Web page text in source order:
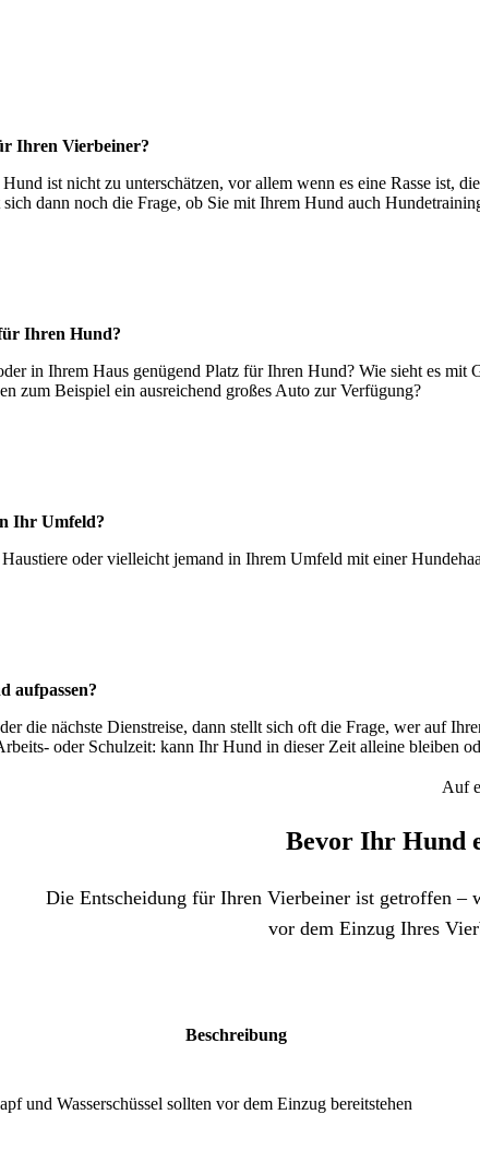
Ihren Vierbeiner?
ist nicht zu unterschätzen, vor allem wenn es eine Rasse ist,
dann noch die Frage, ob Sie mit Ihrem Hund auch
Ihren Hund?
in Ihrem Haus genügend Platz für Ihren Hund? Wie sieht es
zum Beispiel ein ausreichend großes Auto zur Verfügung?
Ihr Umfeld?
oder vielleicht jemand in Ihrem Umfeld mit einer
aufpassen?
die nächste Dienstreise, dann stellt sich oft die Frage, wer auf
oder Schulzeit: kann Ihr Hund in dieser Zeit alleine bleiben
Auf
Bevor Ihr Hund
Die Entscheidung für Ihren Vierbeiner ist getroffen –
vor dem Einzug Ihres
Beschreibung
und Wasserschüssel sollten vor dem Einzug bereitstehen